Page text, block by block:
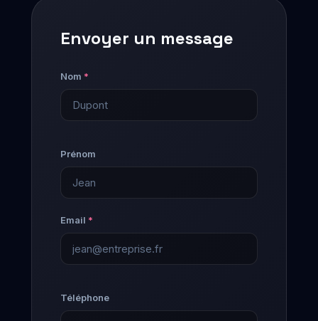
Envoyer un message
Nom *
Prénom
Email *
Téléphone